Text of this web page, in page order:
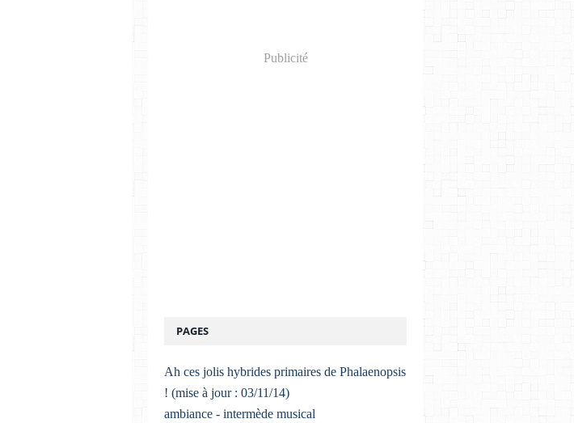
Publicité
PAGES
Ah ces jolis hybrides primaires de Phalaenopsis
! (mise à jour : 03/11/14)
ambiance - intermède musical